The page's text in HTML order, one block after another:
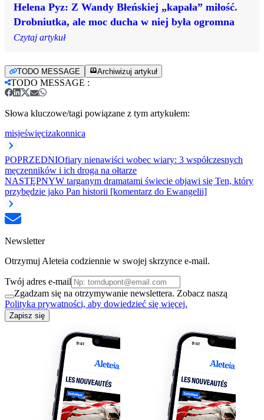
Helena Pyz: Z Wandy Błeńskiej „kapała” miłość.
Drobniutka, ale moc ducha w niej była ogromna
Czytaj artykuł
TODO MESSAGE Archiwizuj artykuł
TODO MESSAGE :
Słowa kluczowe/tagi powiązane z tym artykułem:
misjeświęcizakonnica
POPRZEDNIOfiary nienawiści wobec wiary: 3 współczesnych
męczenników i ich droga na ołtarze
NASTĘPNYW targanym dramatami świecie objawi się Ten, który
przybędzie jako Pan historii [komentarz do Ewangelii]
Newsletter
Otrzymuj Aleteia codziennie w swojej skrzynce e-mail.
Twój adres e-mail
Zgadzam się na otrzymywanie newslettera. Zobacz naszą
Polityka prywatności, aby dowiedzieć się więcej.
Zapisz się